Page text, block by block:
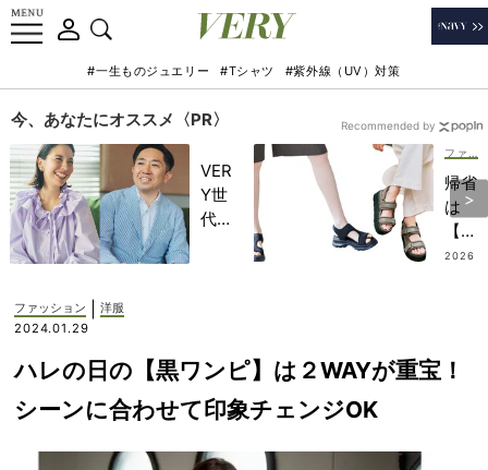
#一生ものジュエリー #Tシャツ #紫外線（UV）対策
今、あなたにオススメ〈PR〉
VER
Y世
代が
んと
考え
る
ぜ
帰省
は
【ス
ポサ
ジュ
2026
Recommended by
ファッション
洋服
2024.01.29
ハレの日の【黒ワンピ】は２WAYが重宝！
シーンに合わせて印象チェンジOK